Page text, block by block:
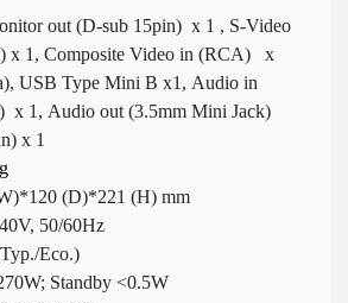
out (D-sub 15pin) x 1 , S-Video
x 1, Composite Video in (RCA) x
USB Type Mini B x1, Audio in
x 1, Audio out (3.5mm Mini Jack)
x 1
(D)*221 (H) mm
50/60Hz
Eco.)
Standby <0.5W